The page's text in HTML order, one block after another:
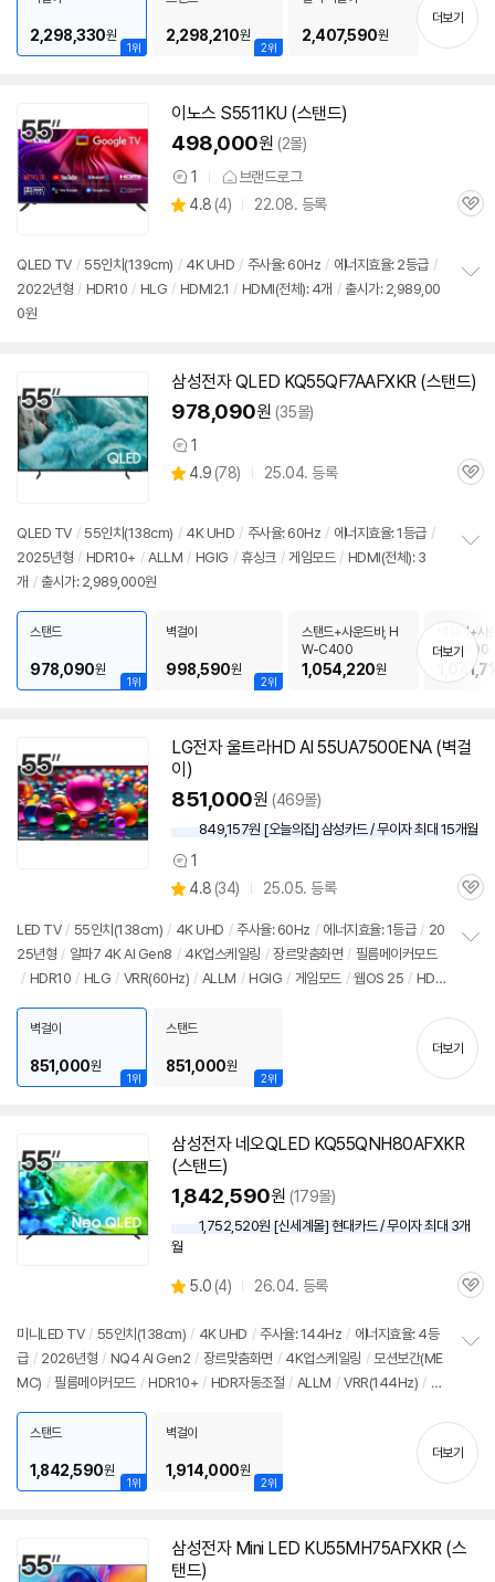
기
1위
2,298,330원
2위
2,298,210원 2,407,590원
더보기
이노스 S5511KU (스탠드)
498,000원 (2몰)
상
품
1 브랜드로그
별
4.8 (상
4) 22.08. 등록
관
QLED TV / 55인치 (139cm) / 4KUHD / 주사율: 60Hz / 에너지효율: 2등급 /
2022년형 / HDR10 / HLG / HDMI2.1 / HDMI(전체): 4개 / 출시가: 2,989,00
0원
기
삼성전자 QLED KQ55QF7AAFXKR (스탠드)
978,090원 (35몰)
상
품
1
별
4.9 (상
78) 25.04. 등록
관
QLED TV / 55인치 (138cm) / 4KUHD / 주사율: 60Hz / 에너지효율: 1등급 /
2025년형 / HDR10+ / ALLM / HGIG / 휴싱크 / 게임모드 / HDMI(전체): 3
개 / 출시가: 2,989,000원
치
기
1위
스탠드
978,090원
2위
벽걸이
998,590원
스탠드+사운드바, H
W-C400
1,054,220원
벽걸이+사
W-C400
더보기
LG전자 울트라HD AI 55UA7500ENA (벽걸
이)
851,000원 (469몰)
849,157원 [오늘의집] 삼성카드 / 무이자 최대 15개월
상
품
견
1
별
점
4.8 (상
리
뷰
34) 25.05. 등록
관
LED TV / 55인치 (138cm) / 4KUHD / 주사율: 60Hz / 에너지효율: 1등급 / 20
25년형 / 알파7 4KAI Gen8 / 4K업스케일링 / 장르맞춤화면 / 필름메이커모드
/ HDR10 / HLG / VRR(60Hz) / ALLM / HGIG / 게임모드 / 웹OS 25 / HD
기
1위
벽걸이
851,000원
2위
스탠드
851,000원
더보기
삼성전자 네오QLED KQ55QNH80AFXKR
(스탠드)
1,842,590원 (179몰)
1,752,520원 [신세계몰] 현대카드 / 무이자 최대 3개
월
별
5.0 (상
리
뷰
4) 26.04. 등록
관
미니LED TV / 55인치 (138cm) / 4KUHD / 주사율: 144Hz / 에너지효율: 4등
급 / 2026년형 / NQ4 AI Gen2 / 장르맞춤화면 / 4K업스케일링 / 모션보간(ME
MC) / 필름메이커모드 / HDR10+ / HDR자동조절 / ALLM / VRR(144Hz) / H
DMI(전체): 4개
출시가: 1,890,000원
기
1위
스탠드
1,842,590원
2위
벽걸이
1,914,000원
더보기
삼성전자 Mini LED KU55MH75AFXKR (스
탠드)